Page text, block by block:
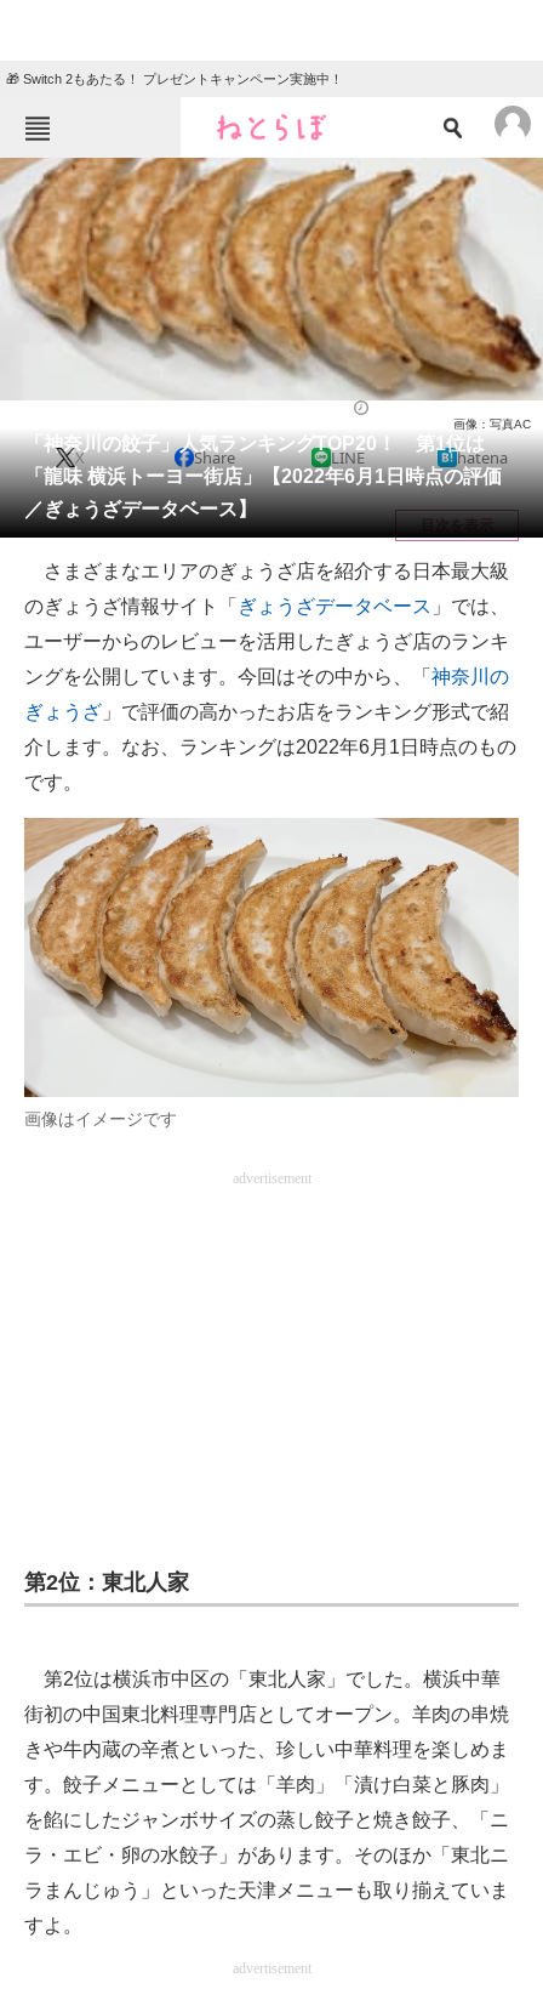
🎁 Switch 2もあたる！ プレゼントキャンペーン実施中！
ねとらぼメニュー
TOP ニュース
エンタメ クイズ
グルメ 地域
教育・育児
会員記事
メディア
注目記事を集めた総合ページ
ITの今と未来を見通す
スマホと通信の最新トレンド
進化するPCとデバイスの未来
好きが集まる 比べて選べる
AI活用のいまが分かる
企業ITのトレンドを詳説
経営リーダーのコミュニティ
マーケ×ITの今がよく分かる
ITエンジニア向け専門サイト
企業向けIT製品の総合サイト
「神奈川の餃子」人気ランキングTOP20！ 第1位は
「龍味 横浜トーヨー街店」【2022年6月1日時点の評価
／ぎょうざデータベース】
画像：写真AC
X Share LINE hatena
目次を表示
さまざまなエリアのぎょうざ店を紹介する日本最大級
のぎょうざ情報サイト「 ぎょうざデータベース 」では、
ユーザーからのレビューを活用したぎょうざ店のランキ
ングを公開しています。今回はその中から、「 神奈川の
ぎょうざ 」で評価の高かったお店をランキング形式で紹
介します。なお、ランキングは2022年6月1日時点のもの
です。
画像はイメージです
advertisement
第2位：東北人家
第2位は横浜市中区の「東北人家」でした。横浜中華
街初の中国東北料理専門店としてオープン。羊肉の串焼
きや牛内蔵の辛煮といった、珍しい中華料理を楽しめま
す。餃子メニューとしては「羊肉」「漬け白菜と豚肉」
を餡にしたジャンボサイズの蒸し餃子と焼き餃子、「ニ
ラ・エビ・卵の水餃子」があります。そのほか「東北ニ
ラまんじゅう」といった天津メニューも取り揃えていま
すよ。
advertisement